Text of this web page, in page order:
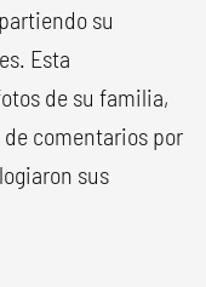
su
Esta
de su familia,
comentarios por
sus